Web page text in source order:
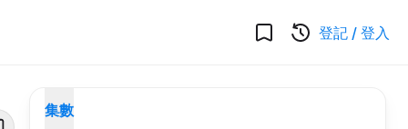
登記 / 登入
集數